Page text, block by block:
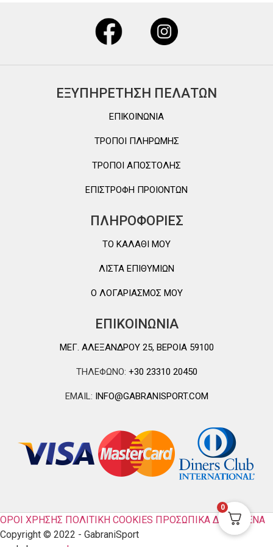
ΕΞΥΠΗΡΕΤΗΣΗ ΠΕΛΑΤΩΝ
ΕΠΙΚΟΙΝΩΝΙΑ
ΤΡΟΠΟΙ ΠΛΗΡΩΜΗΣ
ΤΡΟΠΟΙ ΑΠΟΣΤΟΛΗΣ
ΕΠΙΣΤΡΟΦΗ ΠΡΟΙΟΝΤΩΝ
ΠΛΗΡΟΦΟΡΙΕΣ
TO ΚΑΛΑΘΙ MOY
ΛΙΣΤΑ ΕΠΙΘΥΜΙΩΝ
Ο ΛΟΓΑΡΙΑΣΜΟΣ ΜΟΥ
ΕΠΙΚΟΙΝΩΝΙΑ
ΜΕΓ. ΑΛΕΞΑΝΔΡΟΥ 25, ΒΕΡΟΙΑ 59100
ΤΗΛΕΦΩΝΟ: +30 23310 20450
EMAIL: INFO@GABRANISPORT.COM
ΟΡΟΙ ΧΡΗΣΗΣ ΠΟΛΙΤΙΚΗ COOKIES ΠΡΟΣΩΠΙΚΑ ΔΕΔΟΜΕΝΑ
Copyright © 2022 - GabraniSport
0